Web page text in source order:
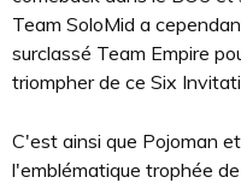
Team SoloMid a
surclassé Team Empire
triompher de ce Six
C'est ainsi que Pojoman
l'emblématique trophée